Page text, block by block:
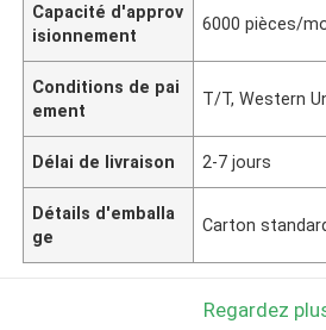
Capacité d'approv
isionnement
6000 pièces/
Conditions de pai
ement
T/T, Western
Délai de livraison 2-7 jours
Détails d'emballa
ge
Carton
Regardez